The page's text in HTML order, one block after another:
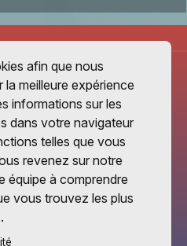
afin que nous
meilleure expérience
informations sur les
dans votre navigateur
telles que vous
revenez sur notre
équipe à comprendre
vous trouvez les plus